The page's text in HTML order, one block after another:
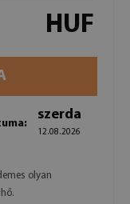
HUF
szerda
12.08.2026
olyan